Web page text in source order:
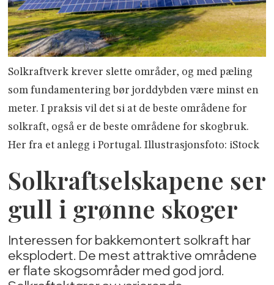
Solkraftverk krever slette områder, og med pæling
som fundamentering bør jorddybden være minst en
meter. I praksis vil det si at de beste områdene for
solkraft, også er de beste områdene for skogbruk.
Her fra et anlegg i Portugal. Illustrasjonsfoto: iStock
Solkraftselskapene ser
gull i grønne skoger
Interessen for bakkemontert solkraft har
eksplodert. De mest attraktive områdene
er flate skogsområder med god jord.